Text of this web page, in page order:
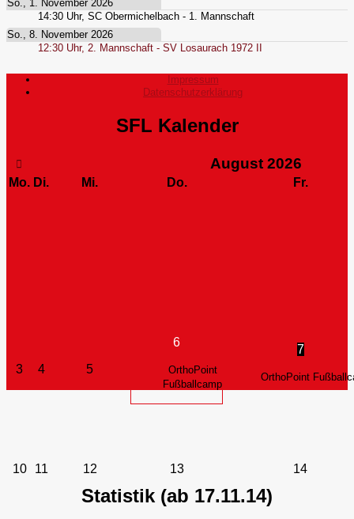
So., 1. November 2026
14:30 Uhr, SC Obermichelbach - 1. Mannschaft
So., 8. November 2026
12:30 Uhr, 2. Mannschaft - SV Losaurach 1972 II
Impressum
Datenschutzerklärung
SFL Kalender
August 2026
Mo. Di. Mi. Do. Fr.
3 4 5
6
OrthoPoint
Fußballcamp
7
OrthoPoint
10 11 12 13 14
Statistik (ab 17.11.14)